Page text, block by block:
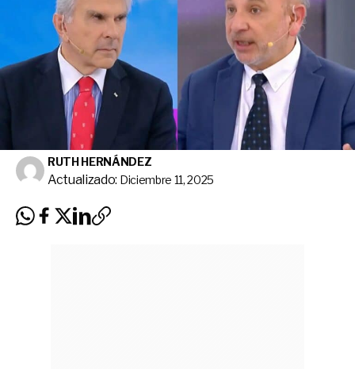
RUTH HERNÁNDEZ
Actualizado: Diciembre 11, 2025